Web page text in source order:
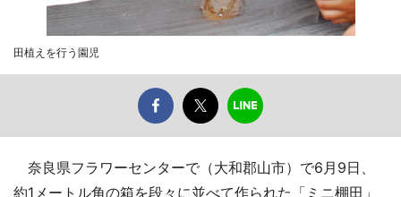
田植えを行う園児
奈良県フラワーセンターで（大和郡山市）で6月9日、
約1メートル角の箱を段々に並べて作られた「ミニ棚田」